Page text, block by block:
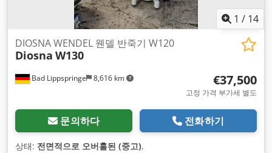
1 / 14
Bad Lippspringe 8,616 km
DIOSNA WENDEL 웬델 반죽기 W120
Diosna W130
€37,500
고정 가격 부가세 별도
문의하다 전화하기
상태: 전면적으로 오버홀된 (중고),